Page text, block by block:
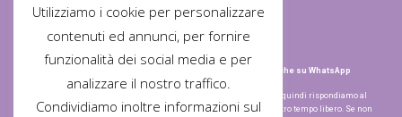
Sede Operativa
Crema – CR
civico; siamo di fronte al n. 10)
Contatti
+ 39 338 385 8920 anche su WhatsApp
Siamo tutti volontari quindi rispondiamo al
telefono solo nel nostro tempo libero. Se non
Utilizziamo i cookie per personalizzare
contenuti ed annunci, per fornire
funzionalità dei social media e per
analizzare il nostro traffico.
Condividiamo inoltre informazioni sul